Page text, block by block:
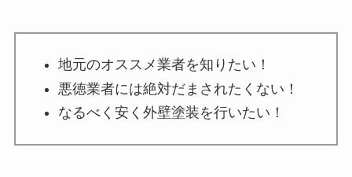
地元のオススメ業者を知りたい！
悪徳業者には絶対だまされたくない！
なるべく安く外壁塗装を行いたい！